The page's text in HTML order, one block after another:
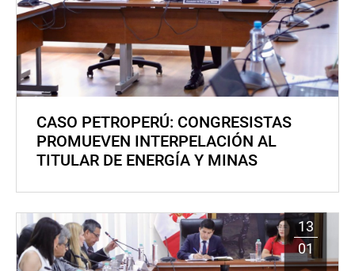
CASO PETROPERÚ: CONGRESISTAS
PROMUEVEN INTERPELACIÓN AL
TITULAR DE ENERGÍA Y MINAS
13
01